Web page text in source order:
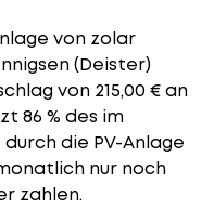
von zolar
(Deister)
von 215,00 € an
86 % des im
die PV-Anlage
nur noch
zahlen.